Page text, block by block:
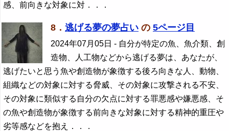
感、前向きな対象に対．．．
8． 逃げる夢の夢占い の 5ページ目
2024年07月05日 - 自分が特定の魚、魚介類、創
造物、人工物などから逃げる夢は、あなたが、
逃げたいと思う魚や創造物が象徴する後ろ向きな人、動物、
組織などの対象に対する脅威、その対象に攻撃される不安、
その対象に類似する自分の欠点に対する罪悪感や嫌悪感、そ
の魚や創造物が象徴する前向きな対象に対する精神的重圧や
劣等感などを抱え．．．